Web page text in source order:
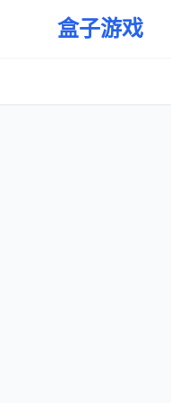
盒子游戏